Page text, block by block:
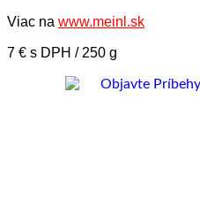
Viac na www.meinl.sk
7 € s DPH / 250 g